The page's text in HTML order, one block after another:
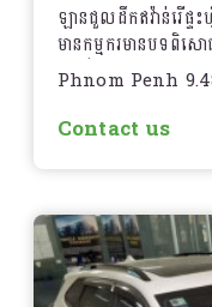
ឡានជួលដឹកឥវ៉ាន់រើផ្ទ
មានកម្មករមានបទពិសោ
ដំឡើងវិញមានបទពិសោធ
Phnom Penh
Contact us